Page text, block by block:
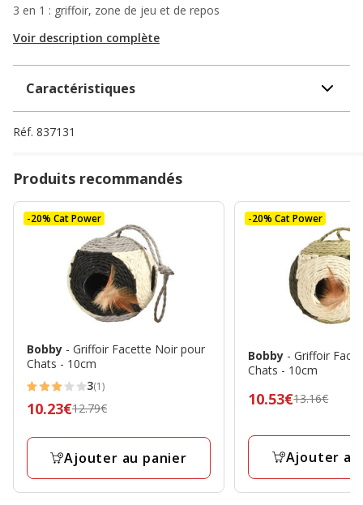
3 en 1 : griffoir, zone de jeu et de repos
Voir description complète
Caractéristiques
Réf. 837131
Produits recommandés
-20% Cat Power
Bobby - Griffoir Facette Noir pour
Chats - 10cm
3
étoiles
avec
avis
3(1)
Prix
12.79€,
10.23€12.79€
Ajouter au panier
-20% Cat Power
Bobby - Griffoir
Chats - 10cm
Prix
13.16€,
final
10.53€
10.53€13.16€
Ajouter